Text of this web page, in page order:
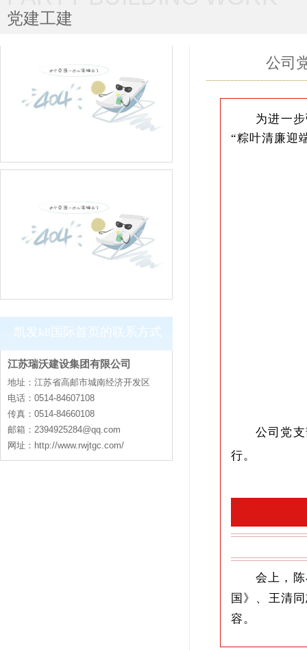
党建工建
凯发k8国际首页的联系方式
contact
江苏瑞沃建设集团有限公司
地址：江苏省高邮市城南经济开发区
电话：0514-84607108
传真：0514-84660108
邮箱： 2394925284@qq.com
网址：http://www.rwjtgc.com/
公司
为进一
“粽叶清廉迎
公司党
行。
会上，
国》、王清
容。